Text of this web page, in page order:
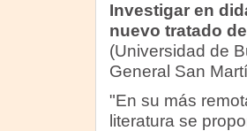
Investigar en
nuevo tratado
(Universidad de
General San
"En su más
literatura se